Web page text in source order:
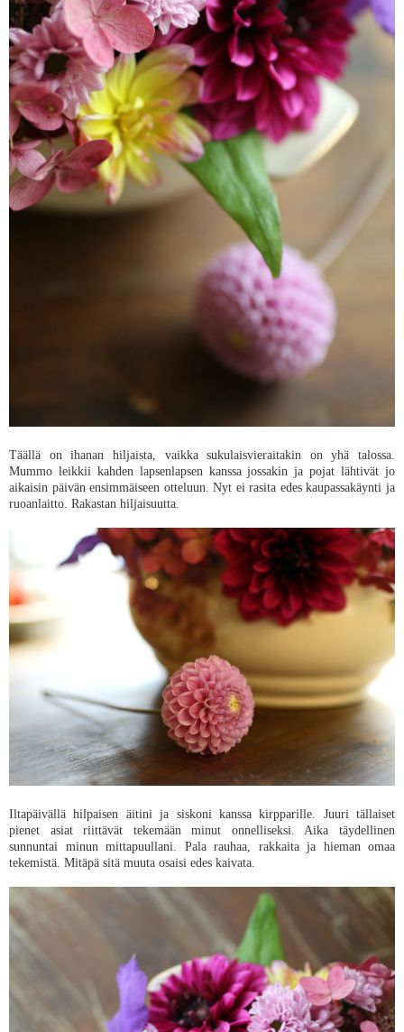
Täällä on ihanan hiljaista, vaikka sukulaisvieraitakin on yhä talossa.
Mummo leikkii kahden lapsenlapsen kanssa jossakin ja pojat lähtivät jo
aikaisin päivän ensimmäiseen otteluun. Nyt ei rasita edes kaupassakäynti ja
ruoanlaitto. Rakastan hiljaisuutta.
Iltapäivällä hilpaisen äitini ja siskoni kanssa kirpparille. Juuri tällaiset
pienet asiat riittävät tekemään minut onnelliseksi. Aika täydellinen
sunnuntai minun mittapuullani. Pala rauhaa, rakkaita ja hieman omaa
tekemistä. Mitäpä sitä muuta osaisi edes kaivata.